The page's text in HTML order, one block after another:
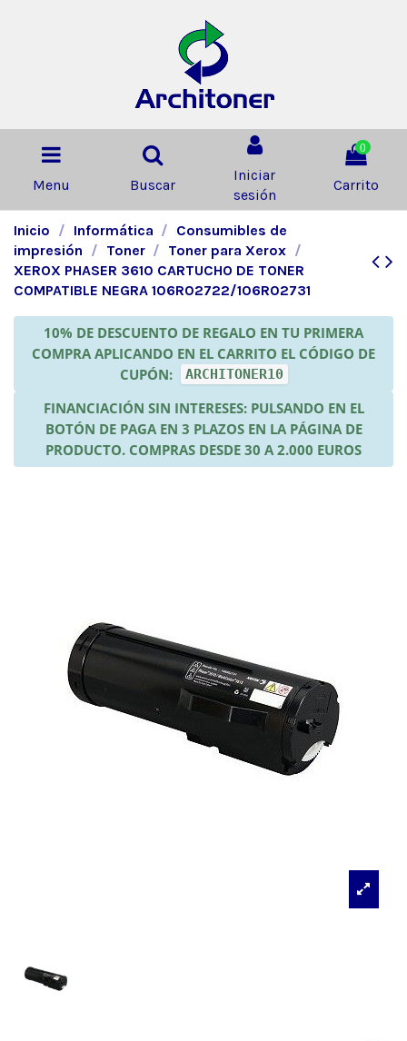
Menu Buscar
Iniciar
sesión
0
Carrito
Inicio Informática
Consumibles de
impresión
Toner
Toner para Xerox
XEROX PHASER 3610 CARTUCHO DE TONER
COMPATIBLE NEGRA 106R02722/106R02731
10% DE DESCUENTO DE REGALO EN TU PRIMERA
COMPRA APLICANDO EN EL CARRITO EL CÓDIGO DE
CUPÓN:
ARCHITONER10
FINANCIACIÓN SIN INTERESES: PULSANDO EN EL
BOTÓN DE PAGA EN 3 PLAZOS EN LA PÁGINA DE
PRODUCTO. COMPRAS DESDE 30 A 2.000 EUROS